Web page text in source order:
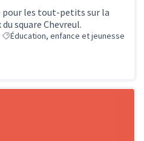
pour les tout-petits sur la
square Chevreul.
Éducation, enfance et jeunesse